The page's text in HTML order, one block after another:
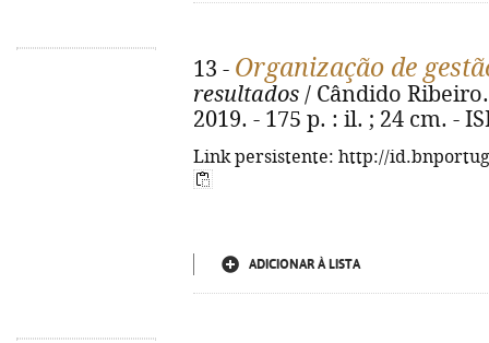
13 - Organização de
resultados / Cândido
2019. - 175 p. : il. ; 24 cm. -
Link persistente: http://
ADICIONAR À LISTA